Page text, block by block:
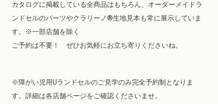
カタログに掲載している全商品はもちろん、オーダーメイドラ
ンドセルのパーツやクラリーノ®生地見本も常に展示していま
す。※一部店舗を除く
ご予約は不要！ ぜひお気軽にお立ち寄りくださいね。
※障がい児用Uランドセルのご見学のみ完全予約制となりま
す。詳細は各店舗ページをご確認くださいませ。